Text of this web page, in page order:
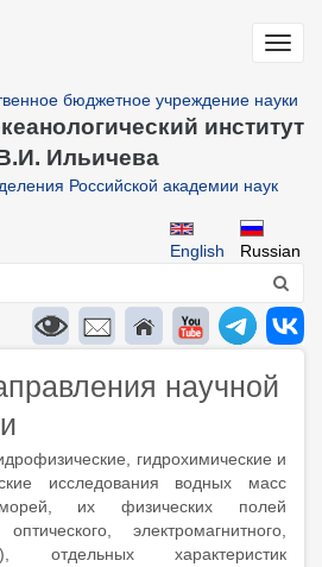
бюджетное учреждение науки
институт
Ильичева
Российской академии наук
Russian
English
научной
гидрохимические и
исследования водных масс
их физических полей
оптического, электромагнитного,
отдельных характеристик